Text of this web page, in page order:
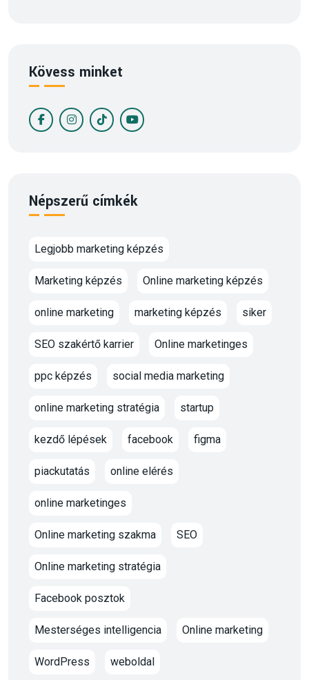
Kövess minket
Népszerű címkék
Legjobb marketing képzés
Marketing képzés Online marketing képzés
online marketing marketing képzés siker
SEO szakértő karrier Online marketinges
ppc képzés social media marketing
online marketing stratégia startup
kezdő lépések facebook figma
piackutatás online elérés
online marketinges
Online marketing szakma SEO
Online marketing stratégia
Facebook posztok
Mesterséges intelligencia Online marketing
WordPress weboldal